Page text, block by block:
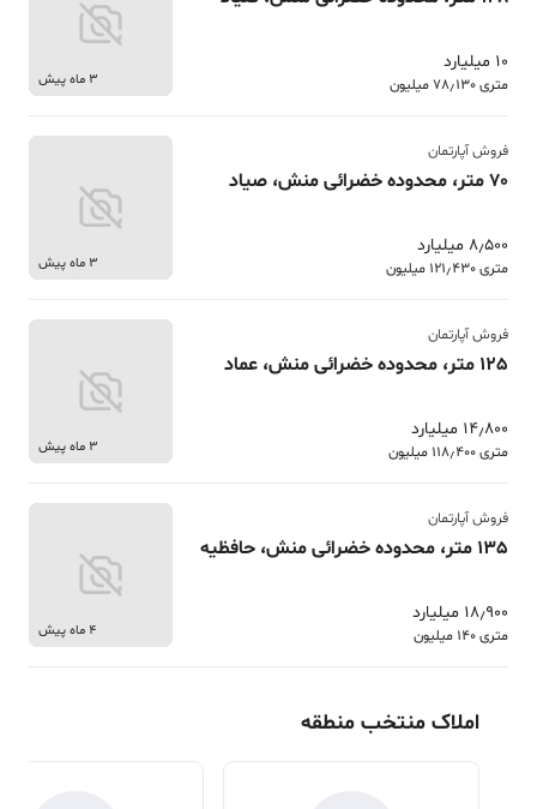
10 میلیارد
متری 78٫130 میلیون 3 ماه پیش
فروش آپارتمان
70 متر، محدوده خضرائی منش، صیاد
8٫500 میلیارد
متری 121٫430 میلیون 3 ماه پیش
فروش آپارتمان
125 متر، محدوده خضرائی منش، عماد
14٫800 میلیارد
متری 118٫400 میلیون 3 ماه پیش
فروش آپارتمان
135 متر، محدوده خضرائی منش، حافظیه
18٫900 میلیارد
متری 140 میلیون 4 ماه پیش
املاک منتخب منطقه